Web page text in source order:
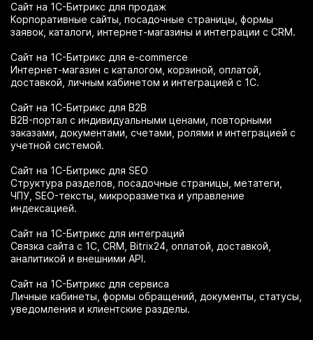
Сайт на 1С-Битрикс для продаж
Корпоративные сайты, посадочные страницы, формы
заявок, каталоги, интернет-магазины и интеграции с CRM.
Сайт на 1С-Битрикс для e-commerce
Интернет-магазин с каталогом, корзиной, оплатой,
доставкой, личным кабинетом и интеграцией с 1С.
Сайт на 1С-Битрикс для B2B
B2B-портал с индивидуальными ценами, повторными
заказами, документами, счетами, ролями и интеграцией с
учетной системой.
Сайт на 1С-Битрикс для SEO
Структура разделов, посадочные страницы, метатеги,
ЧПУ, SEO-тексты, микроразметка и управление
индексацией.
Сайт на 1С-Битрикс для интеграций
Связка сайта с 1С, CRM, Bitrix24, оплатой, доставкой,
аналитикой и внешними API.
Сайт на 1С-Битрикс для сервиса
Личные кабинеты, формы обращений, документы, статусы,
уведомления и клиентские разделы.